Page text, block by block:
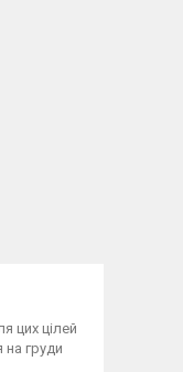
цих цілей
на груди